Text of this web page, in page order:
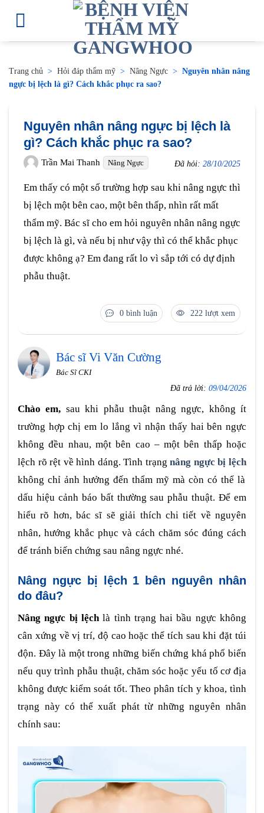
Trang chủ > Hỏi đáp thẩm mỹ > Nâng Ngực > Nguyên nhân nâng
ngực bị lệch là gì? Cách khắc phục ra sao?
Nguyên nhân nâng ngực bị lệch là
gì? Cách khắc phục ra sao?
Trần Mai Thanh Nâng Ngực Đã hỏi: 28/10/2025
Em thấy có một số trường hợp sau khi nâng ngực thì
bị lệch một bên cao, một bên thấp, nhìn rất mất
thẩm mỹ. Bác sĩ cho em hỏi nguyên nhân nâng ngực
bị lệch là gì, và nếu bị như vậy thì có thể khắc phục
được không ạ? Em đang rất lo vì sắp tới có dự định
phẫu thuật.
0 bình luận 222 lượt xem
Bác sĩ Vi Văn Cường
Bác Sĩ CKI
Đã trả lời: 09/04/2026
Chào em, sau khi phẫu thuật nâng ngực, không ít
trường hợp chị em lo lắng vì nhận thấy hai bên ngực
không đều nhau, một bên cao – một bên thấp hoặc
lệch rõ rệt về hình dáng. Tình trạngnâng ngực bị lệch
không chỉ ảnh hưởng đến thẩm mỹ mà còn có thể là
dấu hiệu cảnh báo bất thường sau phẫu thuật. Để em
hiểu rõ hơn, bác sĩ sẽ giải thích chi tiết về nguyên
nhân, hướng khắc phục và cách chăm sóc đúng cách
để tránh biến chứng sau nâng ngực nhé.
Nâng ngực bị lệch 1 bên nguyên nhân
do đâu?
Nâng ngực bị lệchlà tình trạng hai bầu ngực không
cân xứng về vị trí, độ cao hoặc thể tích sau khi đặt túi
độn. Đây là một trong những biến chứng khá phổ biến
nếu quy trình phẫu thuật, chăm sóc hoặc yếu tố cơ địa
không được kiểm soát tốt. Theo phân tích y khoa, tình
trạng này có thể xuất phát từ những nguyên nhân
chính sau: